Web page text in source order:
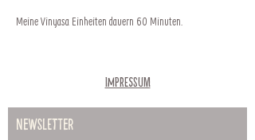
Meine Vinyasa Einheiten dauern 60 Minuten.
Kursleiterin:Lisa Biribauer
Impressum
Newsletter